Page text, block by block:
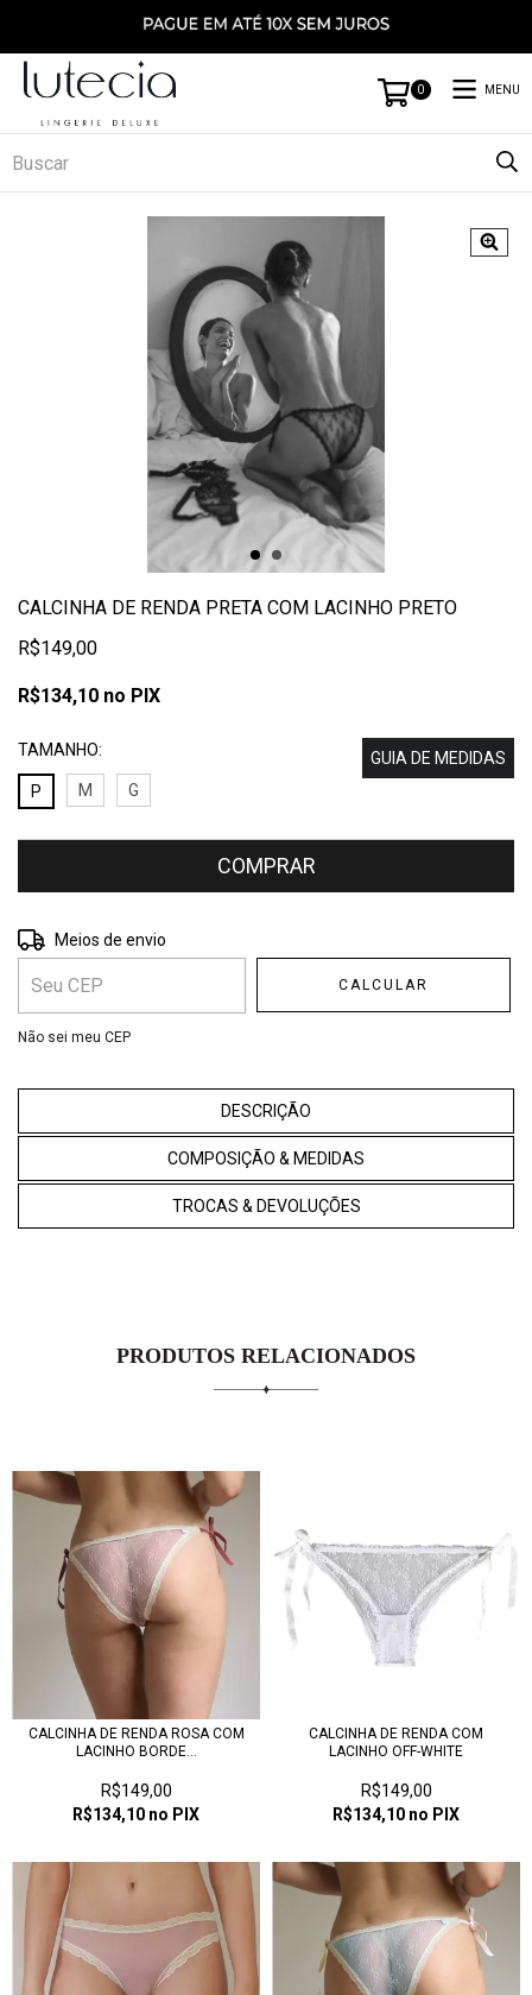
0 MENU
CALCINHA DE RENDA PRETA COM LACINHO PRETO
R$149,00
R$134,10 no PIX
TAMANHO:
GUIA DE MEDIDAS
P
M G
Entregas para o CEP:
Meios de envio
CALCULAR
Não sei meu CEP
DESCRIÇÃO
COMPOSIÇÃO & MEDIDAS
TROCAS & DEVOLUÇÕES
PRODUTOS RELACIONADOS
CALCINHA DE RENDA ROSA COM
LACINHO BORDE...
R$149,00
R$134,10 no PIX
CALCINHA DE RENDA COM
LACINHO OFF-WHITE
R$149,00
R$134,10 no PIX